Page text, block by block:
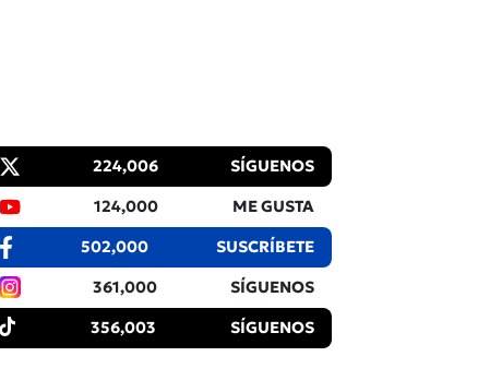
224,006 SÍGUENOS
124,000 ME GUSTA
502,000 SUSCRÍBETE
361,000 SÍGUENOS
356,003 SÍGUENOS